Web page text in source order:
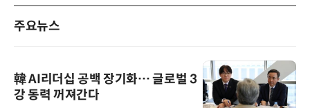
주요뉴스
韓 AI리더십 공백 장기화… 글로벌 3
강 동력 꺼져간다